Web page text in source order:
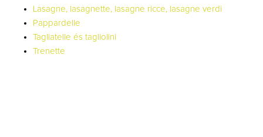
Lasagne, lasagnette, lasagne ricce, lasagne verdi
Pappardelle
Tagliatelle és tagliolini
Trenette